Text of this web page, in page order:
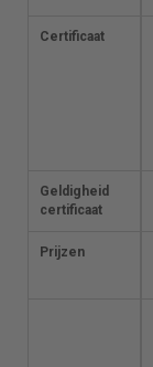
Certificaat
Geldigheid
certificaat
Prijzen